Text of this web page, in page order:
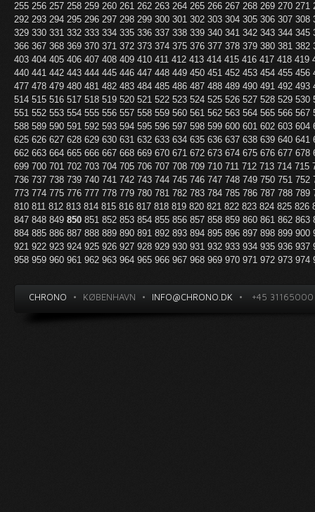
255 256 257 258 259 260 261 262 263 264 265 266 267 268 269 270 271
292 293 294 295 296 297 298 299 300 301 302 303 304 305 306 307 308
329 330 331 332 333 334 335 336 337 338 339 340 341 342 343 344 345
366 367 368 369 370 371 372 373 374 375 376 377 378 379 380 381 382
403 404 405 406 407 408 409 410 411 412 413 414 415 416 417 418 419
440 441 442 443 444 445 446 447 448 449 450 451 452 453 454 455 456
477 478 479 480 481 482 483 484 485 486 487 488 489 490 491 492 493
514 515 516 517 518 519 520 521 522 523 524 525 526 527 528 529 530
551 552 553 554 555 556 557 558 559 560 561 562 563 564 565 566 567
588 589 590 591 592 593 594 595 596 597 598 599 600 601 602 603 604
625 626 627 628 629 630 631 632 633 634 635 636 637 638 639 640 641
662 663 664 665 666 667 668 669 670 671 672 673 674 675 676 677 678
699 700 701 702 703 704 705 706 707 708 709 710 711 712 713 714 715
736 737 738 739 740 741 742 743 744 745 746 747 748 749 750 751 752
773 774 775 776 777 778 779 780 781 782 783 784 785 786 787 788 789
810 811 812 813 814 815 816 817 818 819 820 821 822 823 824 825 826
847 848 849 850 851 852 853 854 855 856 857 858 859 860 861 862 863
884 885 886 887 888 889 890 891 892 893 894 895 896 897 898 899 900
921 922 923 924 925 926 927 928 929 930 931 932 933 934 935 936 937
958 959 960 961 962 963 964 965 966 967 968 969 970 971 972 973 974
CHRONO • KØBENHAVN • INFO@CHRONO.DK • +45 31165000